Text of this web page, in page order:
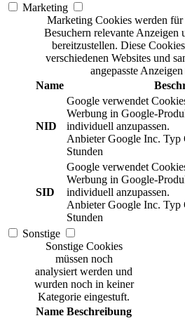
Marketing
Marketing Cookies werden
Besuchern relevante Anzeigen
bereitzustellen. Diese
verschiedenen Websites und
angepasste
Name
NID
Google verwendet
Werbung in Google-
individuell anzupassen.
Anbieter Google Inc. Typ
Stunden
SID
Google verwendet
Werbung in Google-
individuell anzupassen.
Anbieter Google Inc. Typ
Stunden
Sonstige
Sonstige Cookies
müssen noch
analysiert werden und
wurden noch in keiner
Kategorie eingestuft.
Name Beschreibung